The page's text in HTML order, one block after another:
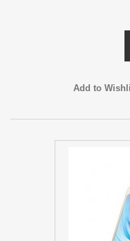
Add to